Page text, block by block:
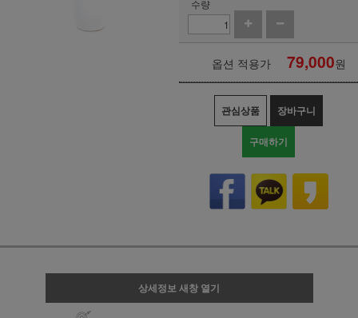
수량
옵션 적용가 79,000원
관심상품 장바구니
구매하기
상세정보 새창 열기